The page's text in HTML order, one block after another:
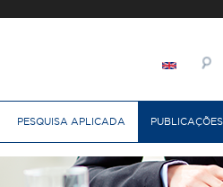
PESQUISA APLICADA PUBLICAÇÕES